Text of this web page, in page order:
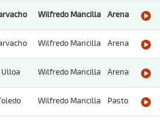
Wilfredo Mancilla Arena
Wilfredo Mancilla Arena
Ulloa Wilfredo Mancilla Arena
Wilfredo Mancilla Pasto